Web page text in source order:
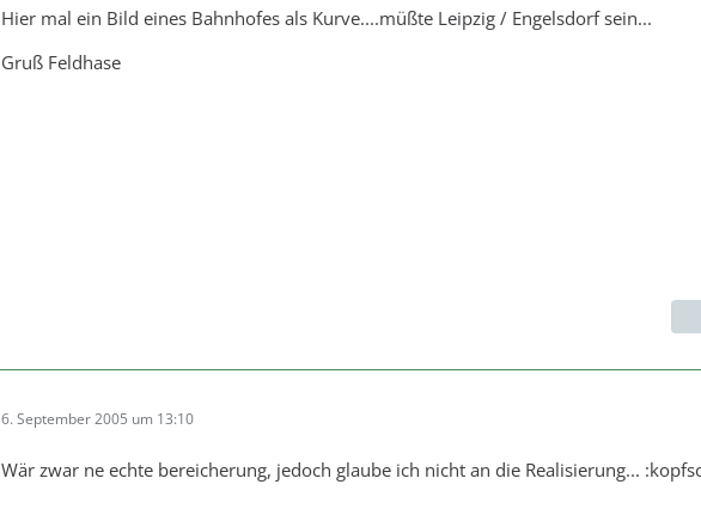
Hier mal ein Bild eines Bahnhofes als Kurve....müßte Leipzig / Engelsdorf sein...
Gruß Feldhase
6. September 2005 um 13:10
Wär zwar ne echte bereicherung, jedoch glaube ich nicht an die Realisierung...